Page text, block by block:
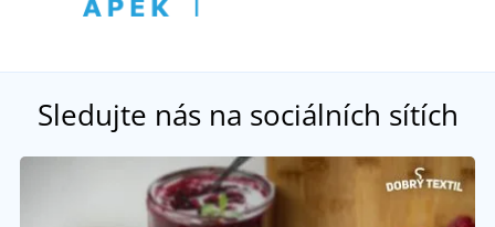
Sledujte nás na sociálních sítích